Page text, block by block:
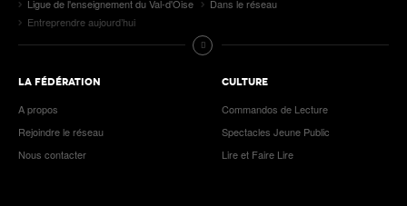
Ligue de l'enseignement du Val-d'Oise
Dans le réseau
Entreprendre aujourd’hui
LA FÉDÉRATION
A propos
Rejoindre le réseau
Nous contacter
CULTURE
Commandos de Lecture
Spectacles Jeune Public
Lire et Faire Lire